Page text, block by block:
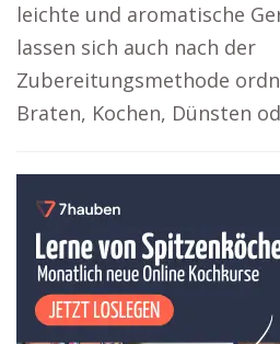
leichte und aromatische
lassen sich auch nach der
Zubereitungsmethode
Braten, Kochen, Dünsten